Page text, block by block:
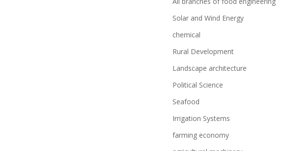
Solar and Wind Energy
chemical
Rural Development
Landscape architecture
Political Science
Seafood
Irrigation Systems
farming economy